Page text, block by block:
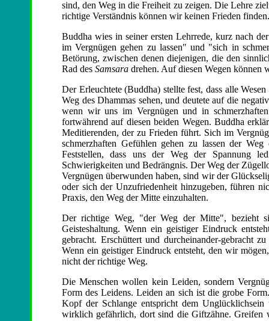
sind, den Weg in die Freiheit zu zeigen. Die Lehre
richtige Verständnis können wir keinen Frieden finden.
Buddha wies in seiner ersten Lehrrede, kurz nach
im Vergnügen gehen zu lassen" und "sich in
Betörung, zwischen denen diejenigen, die den
Rad des Samsara drehen. Auf diesen Wegen können
Der Erleuchtete (Buddha) stellte fest, dass alle
Weg des Dhammas sehen, und deutete auf die
wenn wir uns im Vergnügen und in
fortwährend auf diesen beiden Wegen. Buddha
Meditierenden, der zu Frieden führt. Sich im
schmerzhaften Gefühlen gehen zu lassen der
Feststellen, dass uns der Weg der Spannung
Schwierigkeiten und Bedrängnis. Der Weg der
Vergnügen überwunden haben, sind wir der
oder sich der Unzufriedenheit hinzugeben, führen
Praxis, den Weg der Mitte einzuhalten.
Der richtige Weg, "der Weg der Mitte", bezieht
Geisteshaltung. Wenn ein geistiger Eindruck
gebracht. Erschüttert und durcheinander-gebracht
Wenn ein geistiger Eindruck entsteht, den wir
nicht der richtige Weg.
Die Menschen wollen kein Leiden, sondern
Form des Leidens. Leiden an sich ist die grobe
Kopf der Schlange entspricht dem
wirklich gefährlich, dort sind die Giftzähne. Greifen